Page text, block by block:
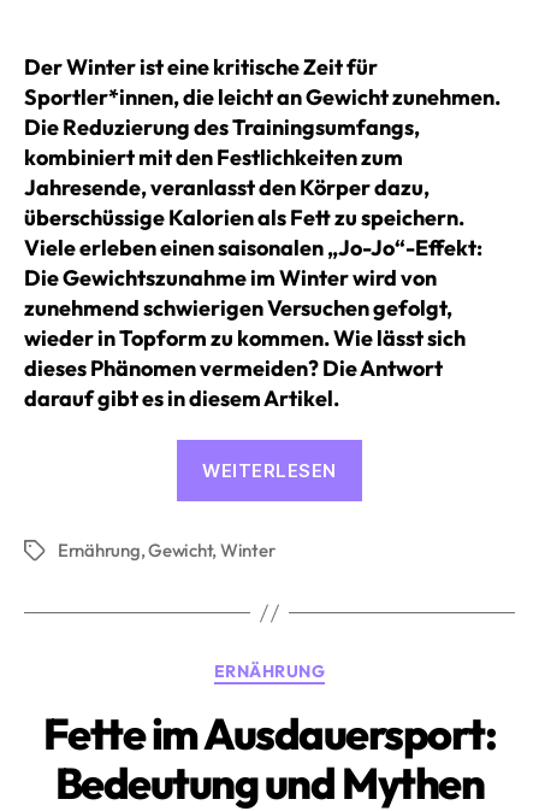
Der Winter ist eine kritische Zeit für
Sportler*innen, die leicht an Gewicht zunehmen.
Die Reduzierung des Trainingsumfangs,
kombiniert mit den Festlichkeiten zum
Jahresende, veranlasst den Körper dazu,
überschüssige Kalorien als Fett zu speichern.
Viele erleben einen saisonalen „Jo-Jo“-Effekt:
Die Gewichtszunahme im Winter wird von
zunehmend schwierigen Versuchen gefolgt,
wieder in Topform zu kommen. Wie lässt sich
dieses Phänomen vermeiden? Die Antwort
darauf gibt es in diesem Artikel.
WEITERLESEN
Winter
Schlagwörter
Ernährung,Gewicht,Winter
Kategorien
ERNÄHRUNG
Fette im Ausdauersport:
Bedeutung und Mythen